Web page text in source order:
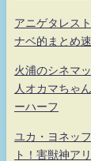
アニゲタレス
ナベ的まとめ
火浦のシネマ
人オカマちゃ
ーハーフ
ユカ・ヨネッ
ト！害獣神ア